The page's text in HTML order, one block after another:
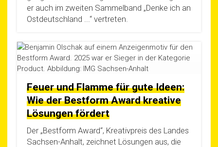
er auch im zwei­ten Sam­mel­band „Den­ke ich an
Ost­deutsch­land ...“ vertreten.
Feuer und Flamme für gute Ideen:
Wie der Bestform Award kreative
Lösungen fördert
Der „Best­form Award“, Krea­tiv­preis des Lan­des
Sach­­sen-Anhalt, zeich­net Lösun­gen aus, die